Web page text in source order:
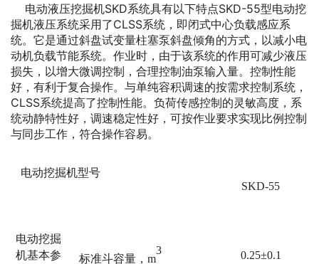
电动液压挖掘机SKD系统具有以下特点SKD-55型电动挖
掘机液压系统采用了CLSS系统，即闭式中心负载感应系
统。它是通过斜盘试变量柱塞泵斜盘倾角的方式，以减小电
动机负载节能系统。作业时，由于该系统的作用可减少液压
损失，以增大微调控制，合理控制油泵输入量。控制性能
好，有利于复合操作。与单纯容积调速的按需求控制系统，
CLSS系统提高了控制性能。负荷传感控制的灵敏高度，系
统动静特性好，调速稳定性好，可按作业要求实现比例控制
与同步工作，符合操作容易。
电动挖掘机型号
SKD-55
电动挖掘
机基本参
标准斗容量， m
3 0.25±0.1